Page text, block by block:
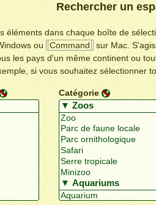
Rechercher un
éléments dans chaque boîte de
ou Command
sur Mac.
les pays d'un même continent ou
si vous souhaitez sélectionner
Catégorie